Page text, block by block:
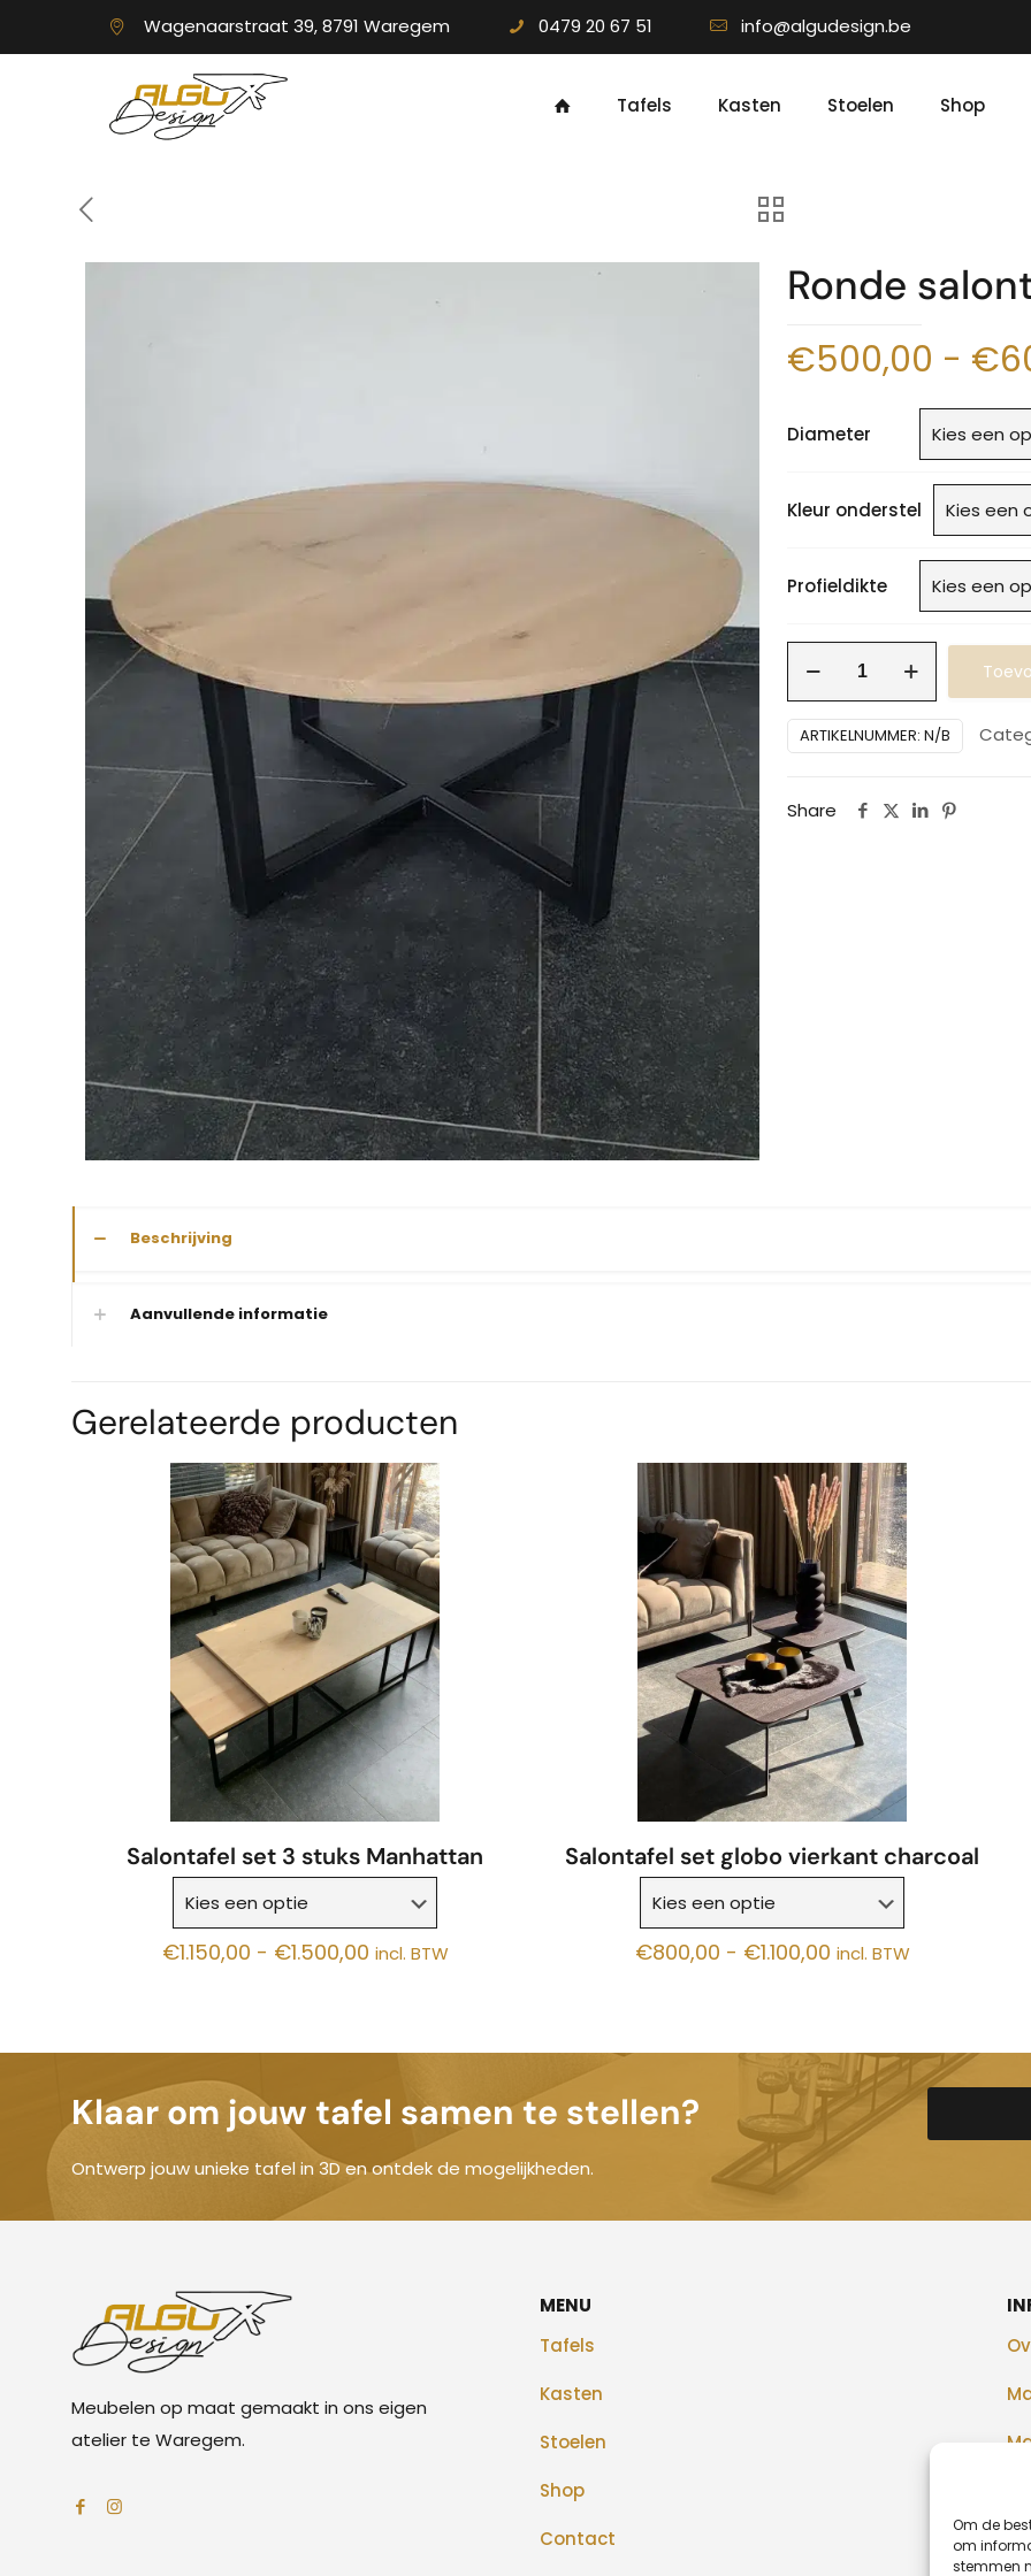
Om de
om
stemmen
Wagenaarstraat 39, 8791 Waregem 0479 20 67 51 info@algudesign.be
Tafels Kasten Stoelen Shop
Ronde
€500,00 - €
Diameter
Kleur onderstel
Profieldikte
aantal
ARTIKELNUMMER: N/B
Share
Beschrijving
Aanvullende informatie
Gerelateerde producten
Salontafel set 3 stuks Manhattan
€1.150,00 - €1.500,00Prijsklasse:
€1.500,00
incl. BTW
Salontafel set globo vierkant charcoal
€800,00 - €1.100,00Prijsklasse:
€1.100,00
incl. BTW
Klaar om jouw tafel samen te stellen?
Ontwerp jouw unieke tafel in 3D en ontdek de mogelijkheden.
Meubelen op maat gemaakt in ons eigen
atelier te Waregem.
MENU
Tafels
Kasten
Stoelen
Shop
Contact